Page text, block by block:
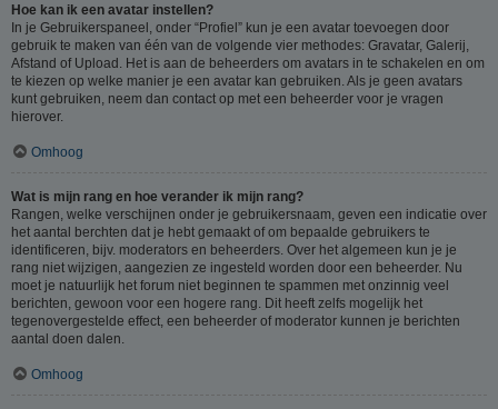
Hoe kan ik een avatar instellen?
In je Gebruikerspaneel, onder “Profiel” kun je een avatar toevoegen door
gebruik te maken van één van de volgende vier methodes: Gravatar, Galerij,
Afstand of Upload. Het is aan de beheerders om avatars in te schakelen en om
te kiezen op welke manier je een avatar kan gebruiken. Als je geen avatars
kunt gebruiken, neem dan contact op met een beheerder voor je vragen
hierover.
Omhoog
Wat is mijn rang en hoe verander ik mijn rang?
Rangen, welke verschijnen onder je gebruikersnaam, geven een indicatie over
het aantal berchten dat je hebt gemaakt of om bepaalde gebruikers te
identificeren, bijv. moderators en beheerders. Over het algemeen kun je je
rang niet wijzigen, aangezien ze ingesteld worden door een beheerder. Nu
moet je natuurlijk het forum niet beginnen te spammen met onzinnig veel
berichten, gewoon voor een hogere rang. Dit heeft zelfs mogelijk het
tegenovergestelde effect, een beheerder of moderator kunnen je berichten
aantal doen dalen.
Omhoog